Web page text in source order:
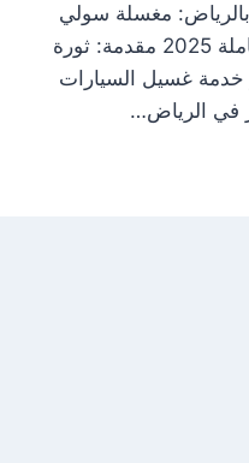
مغسلة سولي
استار – الرفاهية والنظافة المتكاملة 2025 مقدمة: ثورة
خدمة غسيل السيارات
في الرياض…